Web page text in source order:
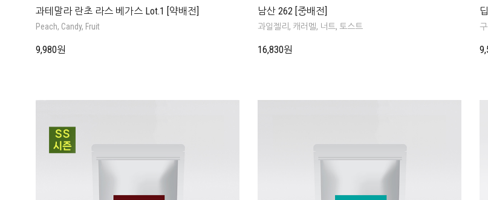
과테말라 란초 라스 베가스 Lot.1 [약배전]
Peach, Candy, Fruit
9,980원
남산 262 [중배전]
과일젤리, 캐러멜, 너트, 토스트
16,830원